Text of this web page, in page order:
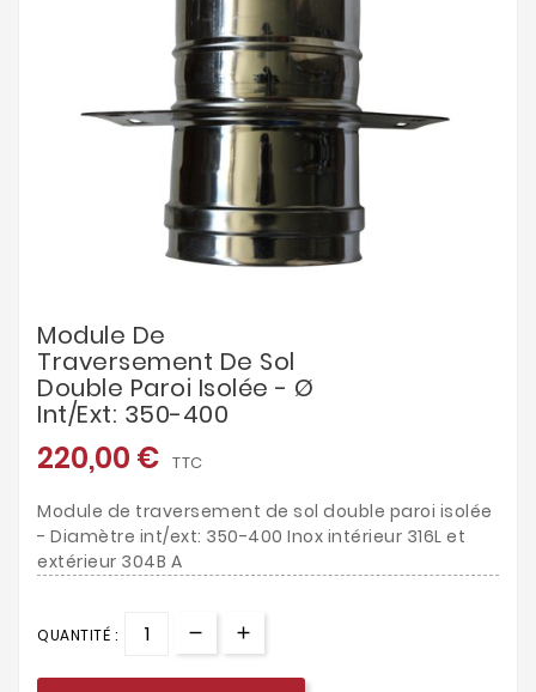
Module De
Traversement De Sol
Double Paroi Isolée - Ø
Int/ext: 350-400
220,00 € TTC
Module de traversement de sol double paroi isolée
- Diamètre int/ext: 350-400 Inox intérieur 316L et
extérieur 304B A
QUANTITÉ :